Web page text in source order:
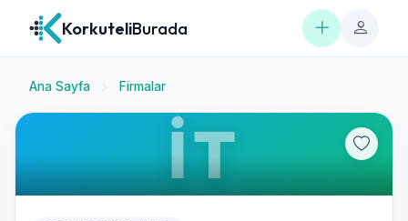
KorkuteliBurada
Ana Sayfa Firmalar
İT